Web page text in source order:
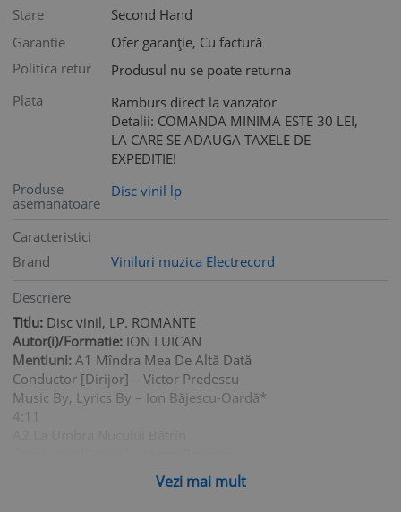
Stare
Second Hand
Garantie
Ofer garanție, Cu factură
Politica retur
Produsul nu se poate returna
Plata
Ramburs direct la vanzator
Detalii: COMANDA MINIMA ESTE 30 LEI,
LA CARE SE ADAUGA TAXELE DE
EXPEDITIE!
Produse
asemanatoare
Disc vinil lp
Caracteristici
Brand
Viniluri muzica Electrecord
Descriere
Titlu: Disc vinil, LP. ROMANTE
Autor(i)/Formatie: ION LUICAN
Mentiuni: A1 Mîndra Mea De Altă Dată
Conductor [Dirijor] – Victor Predescu
Music By, Lyrics By – Ion Băjescu-Oardă*
4:11
Lyrics By – Alexandru DinescuVezi mai mult